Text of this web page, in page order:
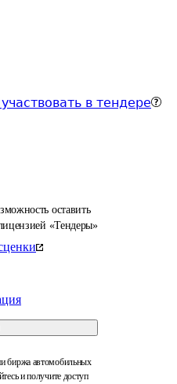
в тендере
оставить
«Тендеры»
биржа автомобильных
и получите доступ